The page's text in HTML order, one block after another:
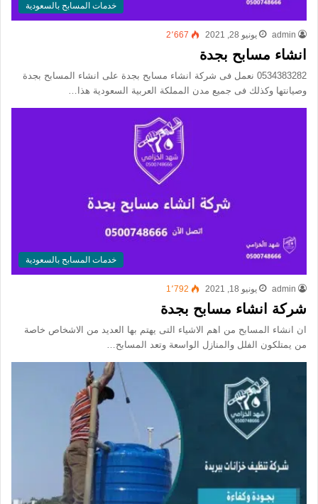
خدمات المسابح بالسعودية
admin يونيو 28, 2021 2٬667
انشاء مسابح بجدة
0534383282 نعمل فى شركة انشاء مسابح بجدة على انشاء المسابح بجدة
وصيانتها وكذلك فى جميع مدن المملكة العربية السعودية هذا…
خدمات المسابح بالسعودية
admin يونيو 18, 2021 1٬792
شركة انشاء مسابح بجدة
ان انشاء المسابح من اهم الاشياء التى يهتم بها العديد من الاشخاص خاصة
من يمتلكون الفلل والمنازل الواسعة وتعد المسابح…